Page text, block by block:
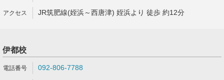
JR筑肥線(姪浜～西唐津) 姪浜より 徒歩 約12分
伊都校
092-806-7788